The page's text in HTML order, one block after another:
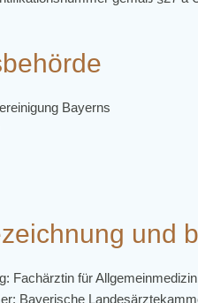
Bayerns
und
Fachärztin für
Bayerische